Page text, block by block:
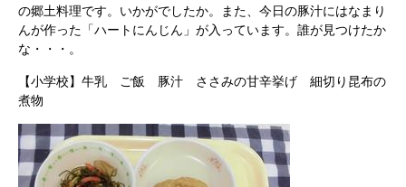
の郷土料理です。いかがでしたか。また、今日の豚汁にはなまり
んが作った「ハートにんじん」が入っています。誰が見つけたか
な・・・。
【小学校】牛乳 ご飯 豚汁 ささみの甘辛挙げ 細切り昆布の
煮物